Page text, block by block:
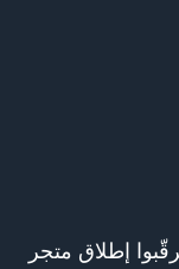
إطلاق متجر